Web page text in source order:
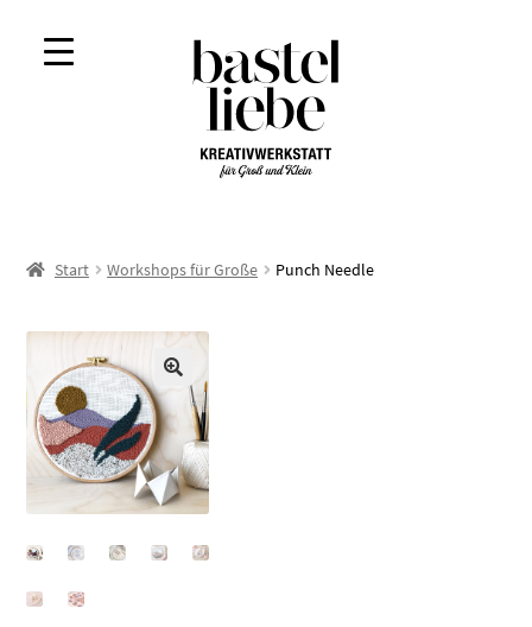
Zur
Navigation
springen
Zum
Inhalt
springen
Start Workshops für Große Punch Needle